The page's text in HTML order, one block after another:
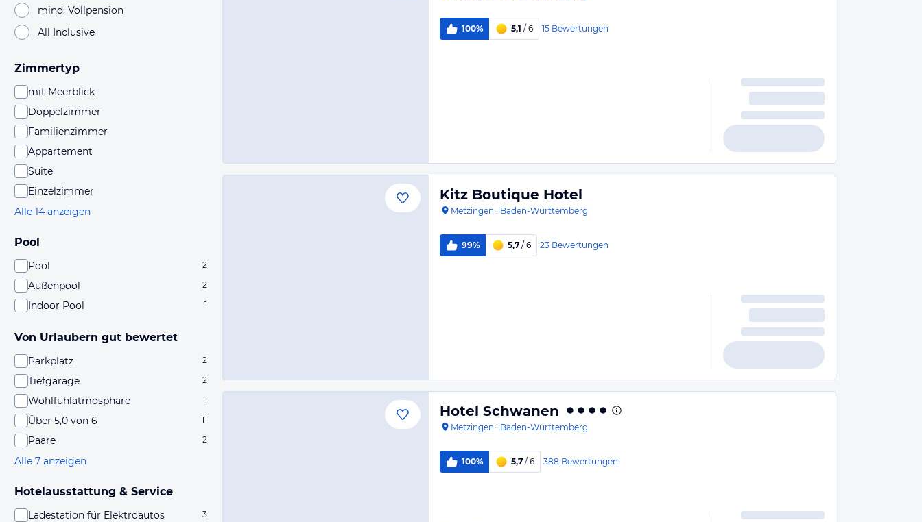
mind. Vollpension
All Inclusive
Zimmertyp
mit Meerblick
Doppelzimmer
Familienzimmer
Appartement
Suite
Einzelzimmer
Alle 14 anzeigen
Pool
Pool 2
Außenpool 2
Indoor Pool 1
Von Urlaubern gut bewertet
Parkplatz 2
Tiefgarage 2
Wohlfühlatmosphäre 1
Über 5,0 von 6 11
Paare 2
Alle 7 anzeigen
Hotelausstattung & Service
Ladestation für Elektroautos 3
100% 5,1 / 6 15 Bewertungen
Kitz Boutique Hotel
Metzingen · Baden-Württemberg
99% 5,7 / 6 23 Bewertungen
Hotel Schwanen
Metzingen · Baden-Württemberg
100% 5,7 / 6 388 Bewertungen